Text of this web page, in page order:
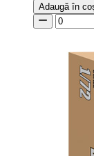
Adaugă în